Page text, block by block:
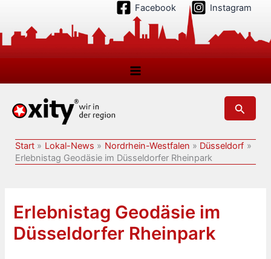
springen
Facebook Instagram
Suchen
Start Lokal-News Nordrhein-Westfalen
Düsseldorf
Erlebnistag Geodäsie im Düsseldorfer Rheinpark
Erlebnistag Geodäsie im
Düsseldorfer Rheinpark